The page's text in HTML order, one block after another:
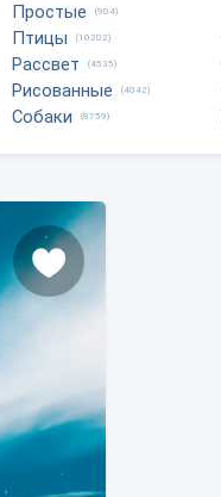
Простые (904)
Птицы (10202)
Рассвет (4535)
Рисованные (4042)
Собаки (8759)